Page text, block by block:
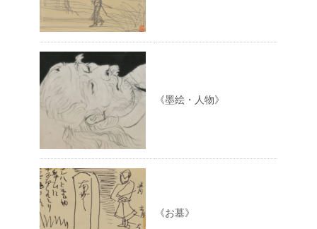
《墨絵・人物》
《お墓》